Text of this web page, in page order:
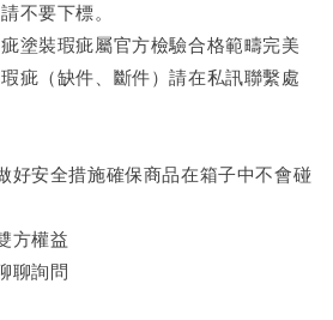
不要下標。
塗裝瑕疵屬官方檢驗合格範疇完美
疵（缺件、斷件）請在私訊聯繫處
好安全措施確保商品在箱子中不會碰
方權益
聊詢問